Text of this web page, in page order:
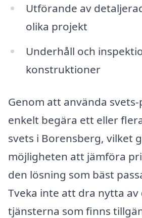
Utförande av
olika projekt
Underhåll och
konstruktioner
Genom att använda
enkelt begära ett eller
svets i Borensberg, vilket
möjligheten att jämföra
den lösning som bäst
Tveka inte att dra nytta av
tjänsterna som finns